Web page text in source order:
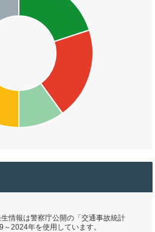
情報は警察庁公開の「交通事故統計
2024年を使用しています。